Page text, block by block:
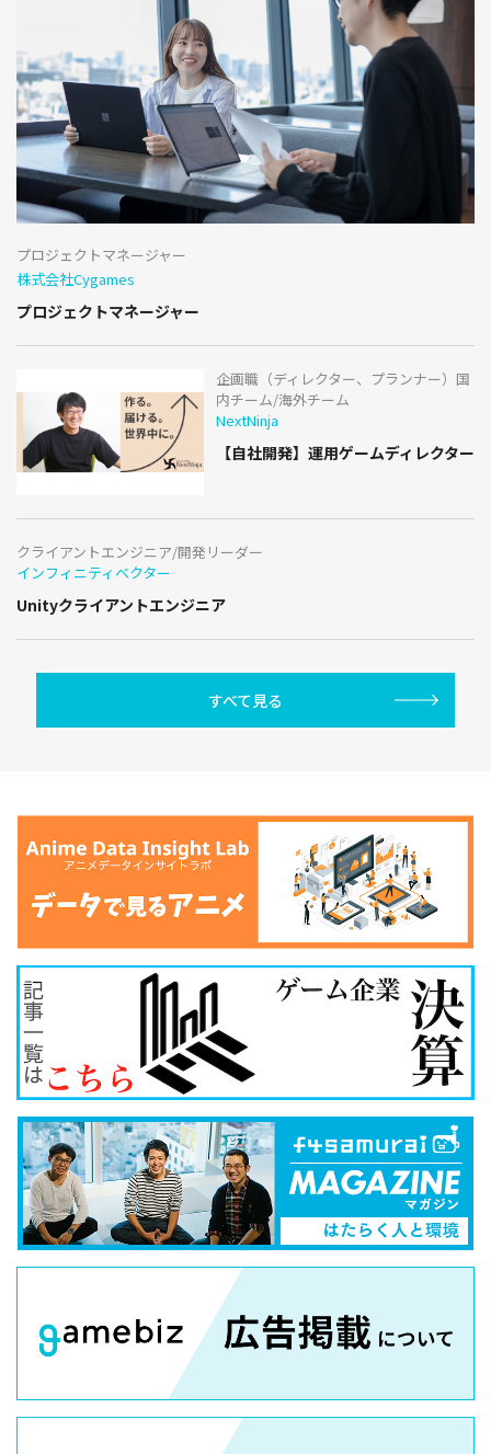
プロジェクトマネージャー
株式会社Cygames
プロジェクトマネージャー
企画職（ディレクター、プランナー）国
内チーム/海外チーム
NextNinja
【自社開発】運用ゲームディレクター
クライアントエンジニア/開発リーダー
インフィニティベクター
Unityクライアントエンジニア
すべて見る